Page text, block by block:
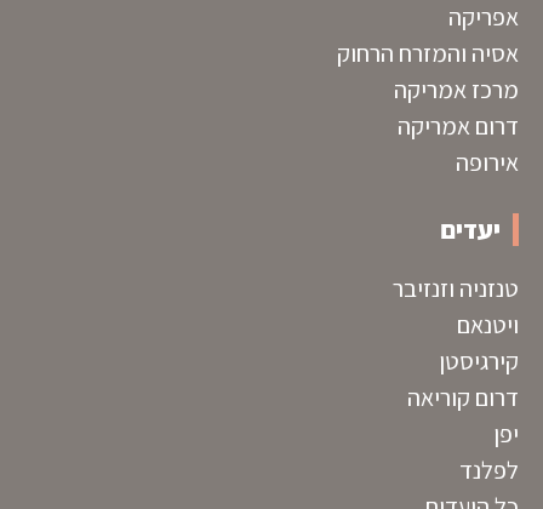
אפריקה
אסיה והמזרח הרחוק
מרכז אמריקה
דרום אמריקה
אירופה
יעדים
טנזניה וזנזיבר
ויטנאם
קירגיסטן
דרום קוריאה
יפן
לפלנד